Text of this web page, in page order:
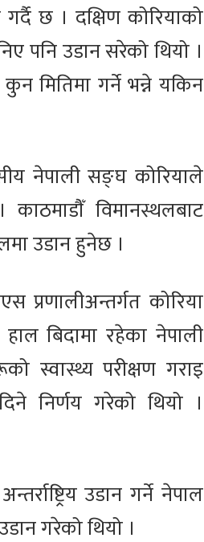
गर्दै छ । दक्षिण कोरियाको
पनि उडान सरेको थियो ।
मितिमा गर्ने भन्ने यकिन
नेपाली सङ्घ कोरियाले
विमानस्थलबाट
उडान हुनेछ ।
प्रणालीअन्तर्गत कोरिया
बिदामा रहेका नेपाली
स्वास्थ्य परीक्षण गराइ
निर्णय गरेको थियो ।
उडान गर्ने नेपाल
गरेको थियो ।